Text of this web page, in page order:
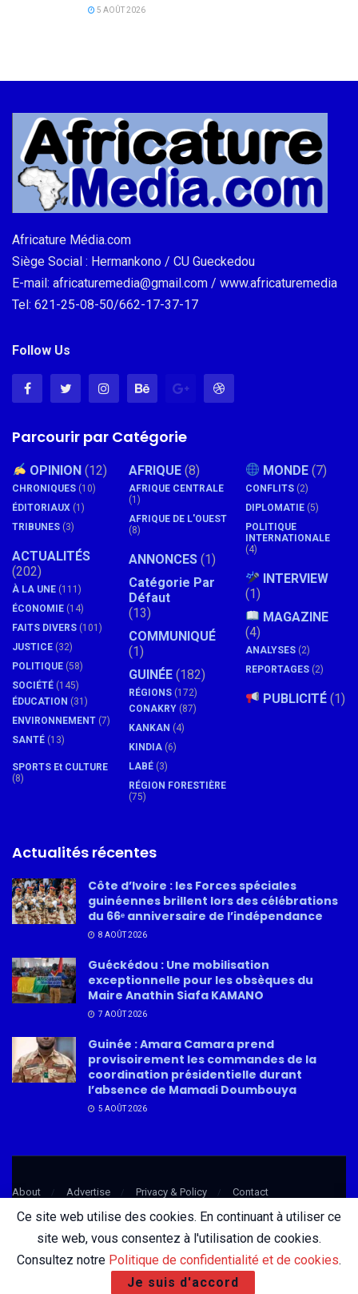
5 AOÛT 2026
Africature Média.com
Siège Social : Hermankono / CU Gueckedou
E-mail: africaturemedia@gmail.com / www.africaturemedia
Tel: 621-25-08-50/662-17-37-17
Follow Us
Parcourir par Catégorie
OPINION (12)
CHRONIQUES (10)
ÉDITORIAUX (1)
TRIBUNES (3)
ACTUALITÉS
(202)
À LA UNE (111)
ÉCONOMIE (14)
FAITS DIVERS (101)
JUSTICE (32)
POLITIQUE (58)
SOCIÉTÉ (145)
ÉDUCATION (31)
ENVIRONNEMENT (7)
SANTÉ (13)
SPORTS Et CULTURE
(8)
AFRIQUE (8)
AFRIQUE CENTRALE
(1)
AFRIQUE DE L'OUEST
(8)
ANNONCES (1)
Catégorie Par
Défaut
(13)
COMMUNIQUÉ
(1)
GUINÉE (182)
RÉGIONS (172)
CONAKRY (87)
KANKAN (4)
KINDIA (6)
LABÉ (3)
RÉGION FORESTIÈRE
(75)
MONDE (7)
CONFLITS (2)
DIPLOMATIE (5)
POLITIQUE
INTERNATIONALE
(4)
INTERVIEW
(1)
MAGAZINE
(4)
ANALYSES (2)
REPORTAGES (2)
PUBLICITÉ (1)
Actualités récentes
Côte d’Ivoire : les Forces spéciales
guinéennes brillent lors des célébrations
du 66ᵉ anniversaire de l’indépendance
8 AOÛT 2026
Guéckédou : Une mobilisation
exceptionnelle pour les obsèques du
Maire Anathin Siafa KAMANO
7 AOÛT 2026
Guinée : Amara Camara prend
provisoirement les commandes de la
coordination présidentielle durant
l’absence de Mamadi Doumbouya
5 AOÛT 2026
About Advertise Privacy & Policy Contact
Politique de confidentialité| Conception :DigiCom Guinée
Ce site web utilise des cookies. En continuant à utiliser ce
site web, vous consentez à l'utilisation de cookies.
Consultez notre Politique de confidentialité et de cookies.
Je suis d'accord